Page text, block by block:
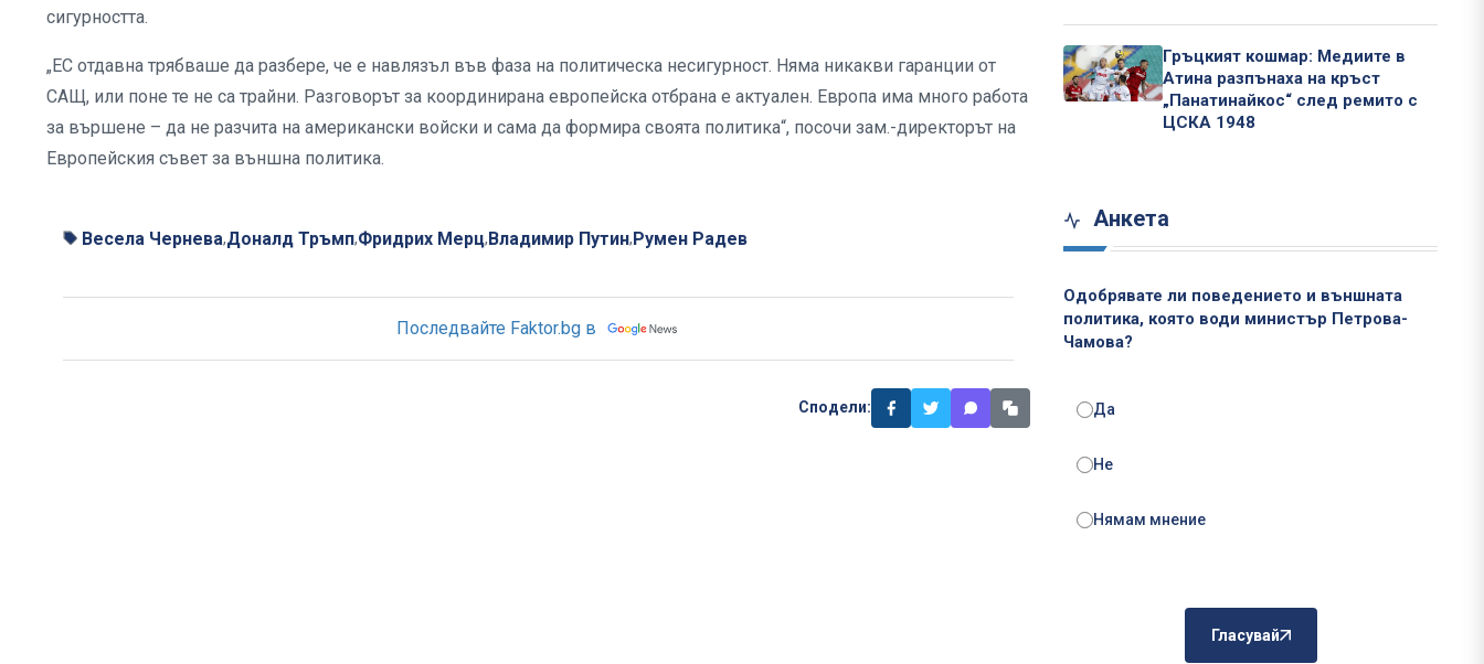
сигурността.
„ЕС отдавна трябваше да разбере, че е навлязъл във фаза на политическа несигурност. Няма никакви гаранции от
САЩ, или поне те не са трайни. Разговорът за координирана европейска отбрана е актуален. Европа има много работа
за вършене – да не разчита на американски войски и сама да формира своята политика“, посочи зам.-директорът на
Европейския съвет за външна политика.
Весела Чернева,Доналд Тръмп,Фридрих Мерц,Владимир Путин,Румен Радев
Последвайте Faktor.bg в
Сподели:
Гръцкият кошмар: Медиите в
Атина разпънаха на кръст
„Панатинайкос“ след ремито с
ЦСКА 1948
Анкета
Одобрявате ли поведението и външната
политика, която води министър Петрова-
Чамова?
Да
Не
Нямам мнение
Гласувай